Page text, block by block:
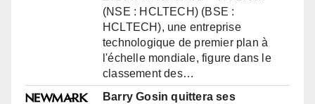
(NSE : HCLTECH) (BSE :
HCLTECH), une entreprise
technologique de premier plan à
l'échelle mondiale, figure dans le
classement des…
Barry Gosin quittera ses